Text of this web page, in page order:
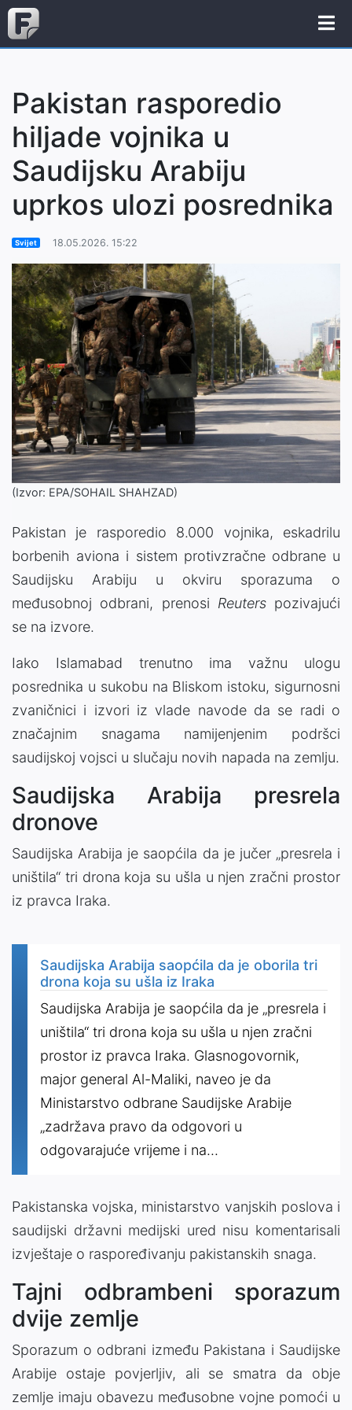
Pakistan rasporedio
hiljade vojnika u
Saudijsku Arabiju
uprkos ulozi posrednika
Svijet 18.05.2026. 15:22
(Izvor: EPA/SOHAIL SHAHZAD)
Pakistan je rasporedio 8.000 vojnika, eskadrilu
borbenih aviona i sistem protivzračne odbrane u
Saudijsku Arabiju u okviru sporazuma o
međusobnoj odbrani, prenosi Reuters pozivajući
se na izvore.
Iako Islamabad trenutno ima važnu ulogu
posrednika u sukobu na Bliskom istoku, sigurnosni
zvaničnici i izvori iz vlade navode da se radi o
značajnim snagama namijenjenim podršci
saudijskoj vojsci u slučaju novih napada na zemlju.
Saudijska Arabija presrela
dronove
Saudijska Arabija je saopćila da je jučer „presrela i
uništila“ tri drona koja su ušla u njen zračni prostor
iz pravca Iraka.
Saudijska Arabija saopćila da je oborila tri
drona koja su ušla iz Iraka
Saudijska Arabija je saopćila da je „presrela i
uništila“ tri drona koja su ušla u njen zračni
prostor iz pravca Iraka. Glasnogovornik,
major general Al-Maliki, naveo je da
Ministarstvo odbrane Saudijske Arabije
„zadržava pravo da odgovori u
odgovarajuće vrijeme i na...
Pakistanska vojska, ministarstvo vanjskih poslova i
saudijski državni medijski ured nisu komentarisali
izvještaje o raspoređivanju pakistanskih snaga.
Tajni odbrambeni sporazum
dvije zemlje
Sporazum o odbrani između Pakistana i Saudijske
Arabije ostaje povjerljiv, ali se smatra da obje
zemlje imaju obavezu međusobne vojne pomoći u